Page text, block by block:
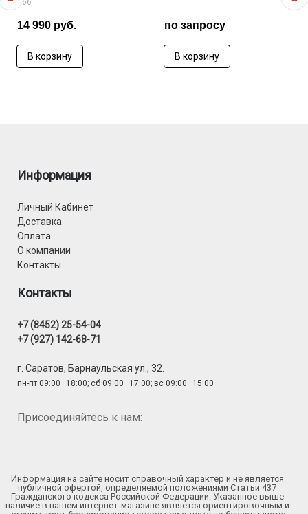
566
14 990 руб.
В корзину
по запросу
В корзину
Информация
Личный Кабинет
Доставка
Оплата
О компании
Контакты
Контакты
+7 (8452) 25-54-04
+7 (927) 142-68-71
г. Саратов, Барнаульская ул., 32.
пн-пт 09:00–18:00; сб 09:00–17:00; вс 09:00–15:00
Присоединяйтесь к нам:
Информация на сайте носит справочный характер и не является
публичной офертой, определяемой положениями Статьи 437
Гражданского кодекса Российской Федерации. Указанное выше
наличие в нашем интернет-магазине является ориентировочным и